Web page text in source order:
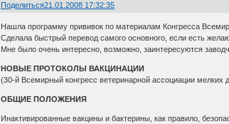
Поделиться21.01.2008 17:32:35
Нашла программу прививок по материалам Конгресса
Сделала быстрый перевод самого основного, если есть
Мне было очень интересно, возможно, заинтересуются
НОВЫЕ ПРОТОКОЛЫ ВАКЦИНАЦИИ
(30-й Всемирный конгресс ветеринарной ассоциации
ОБЩИЕ ПОЛОЖЕНИЯ
Инактивированные вакцины и бактерины, как правило,